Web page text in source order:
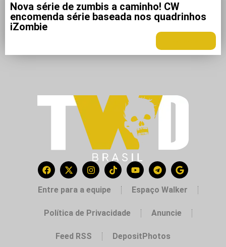
Nova série de zumbis a caminho! CW
encomenda série baseada nos quadrinhos
iZombie
Entre para a equipe Espaço Walker
Política de Privacidade Anuncie
Feed RSS DepositPhotos